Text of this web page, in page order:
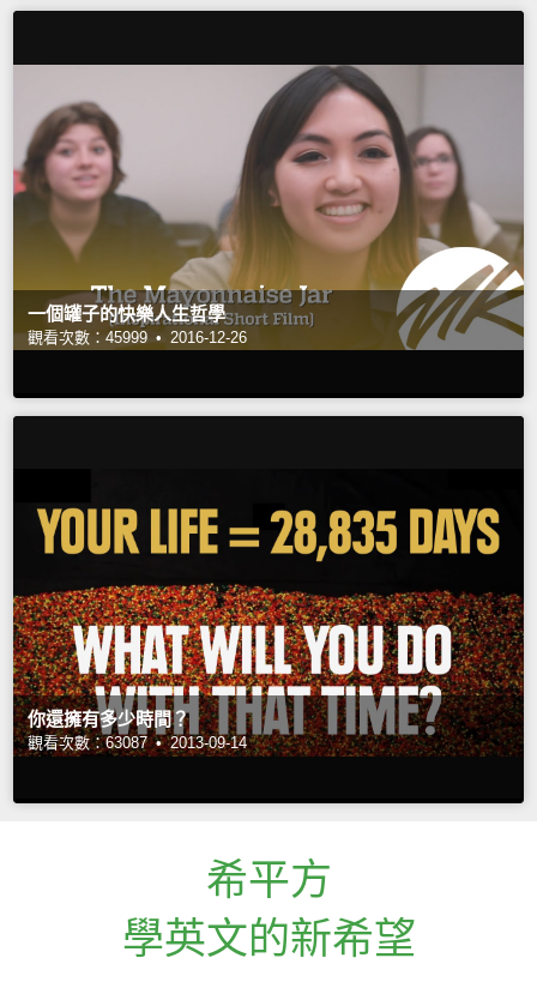
一個罐子的快樂人生哲學
觀看次數：45999 • 2016-12-26
你還擁有多少時間？
觀看次數：63087 • 2013-09-14
希平方
學英文的新希望